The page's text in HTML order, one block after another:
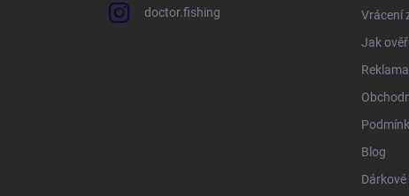
doctor.fishing
Vrácení
Jak
Blog